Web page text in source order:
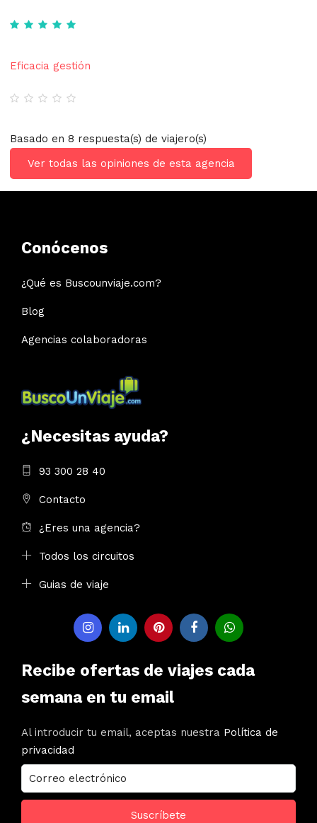
Eficacia gestión
Basado en 8 respuesta(s) de viajero(s)
Ver todas las opiniones de esta agencia
Conócenos
¿Qué es Buscounviaje.com?
Blog
Agencias colaboradoras
¿Necesitas ayuda?
93 300 28 40
Contacto
¿Eres una agencia?
Todos los circuitos
Guias de viaje
Recibe ofertas de viajes cada
semana en tu email
Al introducir tu email, aceptas nuestra Política de
privacidad